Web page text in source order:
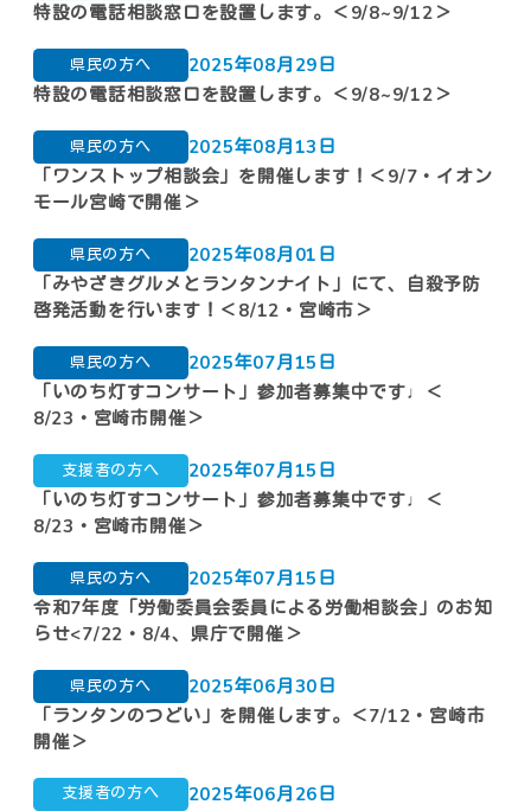
お知らせ
特集ページ
動画
ダウンロード
リンク集
特設の電話相談窓口を設置します。＜9/8~9/12＞
県民の方へ
2025年08月29日
特設の電話相談窓口を設置します。＜9/8~9/12＞
県民の方へ
2025年08月13日
「ワンストップ相談会」を開催します！＜9/7・イオン
モール宮崎で開催＞
県民の方へ
2025年08月01日
「みやざきグルメとランタンナイト」にて、自殺予防
啓発活動を行います！＜8/12・宮崎市＞
県民の方へ
2025年07月15日
「いのち灯すコンサート」参加者募集中です♩＜
8/23・宮崎市開催＞
支援者の方へ
2025年07月15日
「いのち灯すコンサート」参加者募集中です♩＜
8/23・宮崎市開催＞
県民の方へ
2025年07月15日
令和7年度「労働委員会委員による労働相談会」のお知
らせ<7/22・8/4、県庁で開催＞
県民の方へ
2025年06月30日
「ランタンのつどい」を開催します。＜7/12・宮崎市
開催＞
支援者の方へ
2025年06月26日